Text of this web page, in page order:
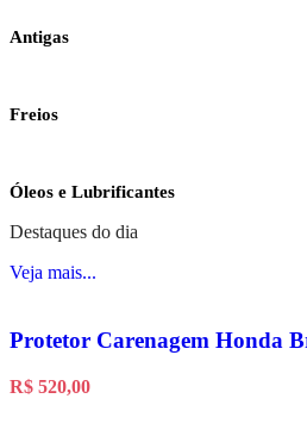
Antigas
Freios
Óleos e Lubrificantes
Destaques do dia
Veja mais...
Protetor Carenagem Honda
R$ 520,00